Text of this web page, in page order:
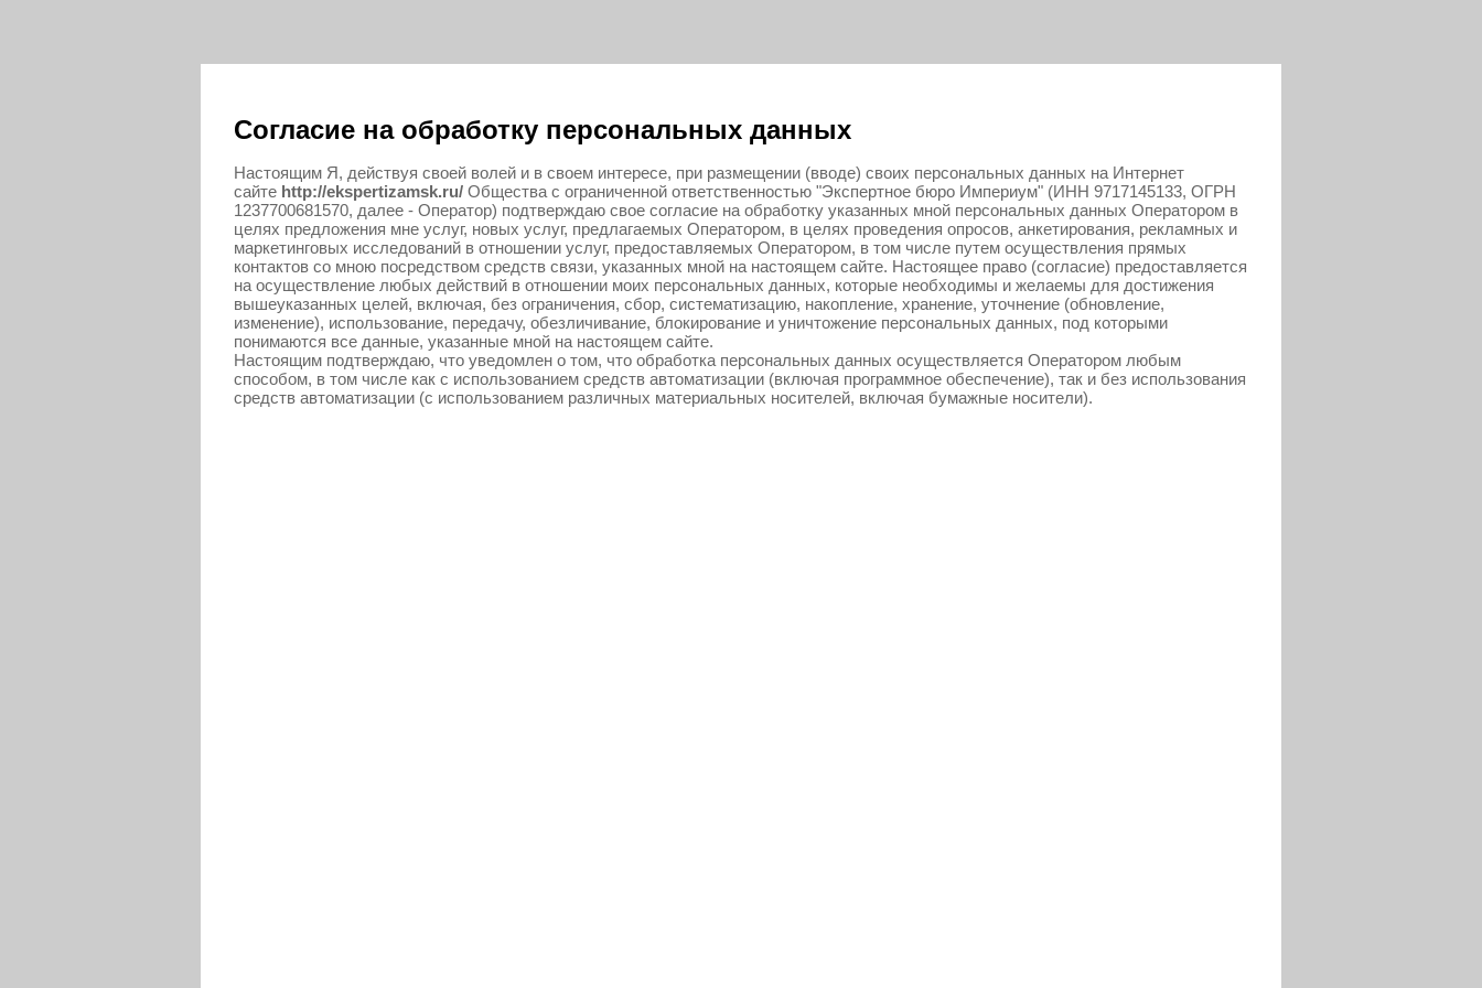
Согласие на обработку персональных данных
Настоящим Я, действуя своей волей и в своем интересе, при размещении (вводе) своих персональных данных на Интернет
сайте http://ekspertizamsk.ru/ Общества с ограниченной ответственностью "Экспертное бюро Империум" (ИНН 9717145133, ОГРН
1237700681570, далее - Оператор) подтверждаю свое согласие на обработку указанных мной персональных данных Оператором в
целях предложения мне услуг, новых услуг, предлагаемых Оператором, в целях проведения опросов, анкетирования, рекламных и
маркетинговых исследований в отношении услуг, предоставляемых Оператором, в том числе путем осуществления прямых
контактов со мною посредством средств связи, указанных мной на настоящем сайте. Настоящее право (согласие) предоставляется
на осуществление любых действий в отношении моих персональных данных, которые необходимы и желаемы для достижения
вышеуказанных целей, включая, без ограничения, сбор, систематизацию, накопление, хранение, уточнение (обновление,
изменение), использование, передачу, обезличивание, блокирование и уничтожение персональных данных, под которыми
понимаются все данные, указанные мной на настоящем сайте.
Настоящим подтверждаю, что уведомлен о том, что обработка персональных данных осуществляется Оператором любым
способом, в том числе как с использованием средств автоматизации (включая программное обеспечение), так и без использования
средств автоматизации (с использованием различных материальных носителей, включая бумажные носители).